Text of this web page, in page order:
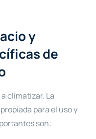
y
de
climatizar. La
para el uso y
son: